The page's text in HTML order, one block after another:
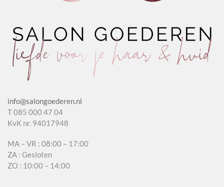
info@salongoederen.nl
T 085 000 47 04
KvK nr. 94017948
MA – VR : 08:00 – 17:00
ZA : Gesloten
ZO : 10:00 – 14:00